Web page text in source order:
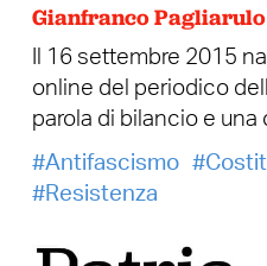
Gianfranco Pagliarulo
Il 16 settembre 2015
online del periodico
parola di bilancio e
Antifascismo
Resistenza